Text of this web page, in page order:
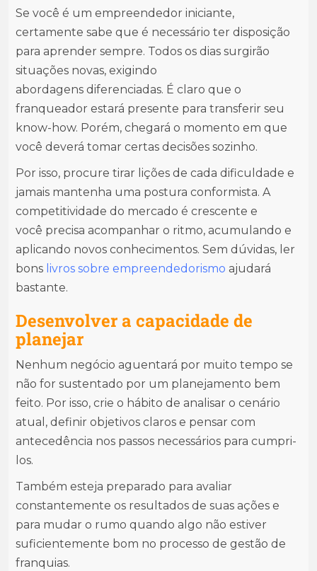
Se você é um empreendedor iniciante,
certamente sabe que é necessário ter disposição
para aprender sempre. Todos os dias surgirão
situações novas, exigindo
abordagens diferenciadas. É claro que o
franqueador estará presente para transferir seu
know-how. Porém, chegará o momento em que
você deverá tomar certas decisões sozinho.
Por isso, procure tirar lições de cada dificuldade e
jamais mantenha uma postura conformista. A
competitividade do mercado é crescente e
você precisa acompanhar o ritmo, acumulando e
aplicando novos conhecimentos. Sem dúvidas, ler
bons livros sobre empreendedorismo ajudará
bastante.
Desenvolver a capacidade de
planejar
Nenhum negócio aguentará por muito tempo se
não for sustentado por um planejamento bem
feito. Por isso, crie o hábito de analisar o cenário
atual, definir objetivos claros e pensar com
antecedência nos passos necessários para cumpri-
los.
Também esteja preparado para avaliar
constantemente os resultados de suas ações e
para mudar o rumo quando algo não estiver
suficientemente bom no processo de gestão de
franquias.